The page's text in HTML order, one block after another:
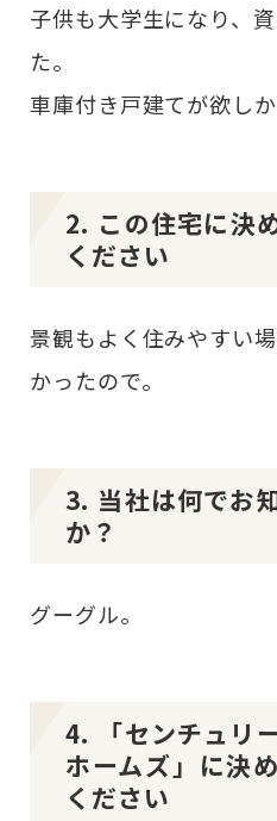
子供も大学生になり、
た。
車庫付き戸建てが欲しか
2. この住宅に決
ください
景観もよく住みやすい
かったので。
3. 当社は何でお
か？
グーグル。
4. 「センチュリ
ホームズ」に決
ください